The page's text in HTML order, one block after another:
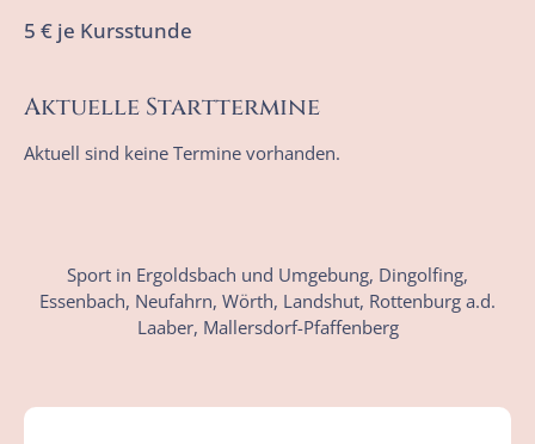
5 € je Kursstunde
Aktuelle Starttermine
Aktuell sind keine Termine vorhanden.
Sport in Ergoldsbach und Umgebung, Dingolfing,
Essenbach, Neufahrn, Wörth, Landshut, Rottenburg a.d.
Laaber, Mallersdorf-Pfaffenberg